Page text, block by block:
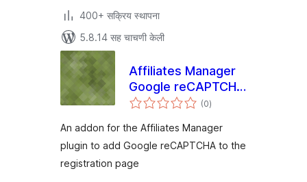
400+ सक्रिय स्थापना
5.8.14 सह चाचणी केली
Affiliates Manager
Google reCAPTCHA
Integration
(0एकूण
मूल्यांकन
)
An addon for the Affiliates Manager
plugin to add Google reCAPTCHA to the
registration page